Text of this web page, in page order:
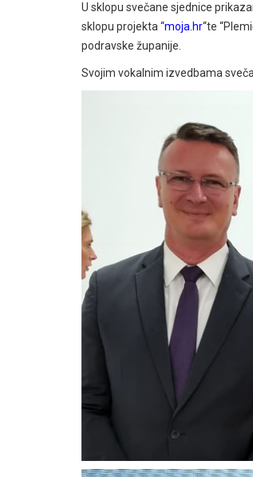
U sklopu svečane sjednice
sklopu projekta “moja.hr“te
podravske županije.
Svojim vokalnim izvedbama